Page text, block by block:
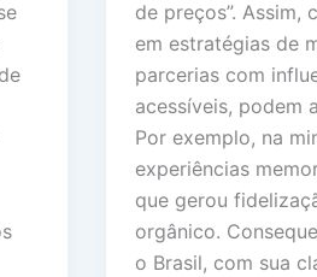
de preços”. Assim,
em estratégias de
parcerias com
acessíveis, podem
Por exemplo, na
experiências
que gerou
orgânico.
o Brasil, com sua